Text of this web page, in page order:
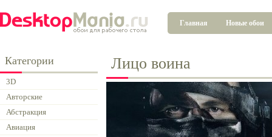
Главная Новые обои
Категории
3D
Авторские
Абстракция
Авиация
Лицо воина